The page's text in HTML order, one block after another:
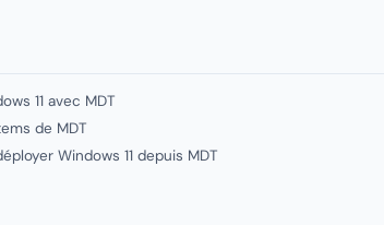
11 avec MDT
de MDT
Windows 11 depuis MDT